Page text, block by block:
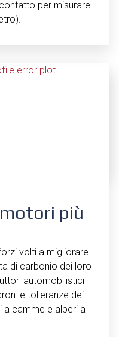
per misurare
più
volti a migliorare
di carbonio dei loro
automobilistici
le tolleranze dei
a camme e alberi a